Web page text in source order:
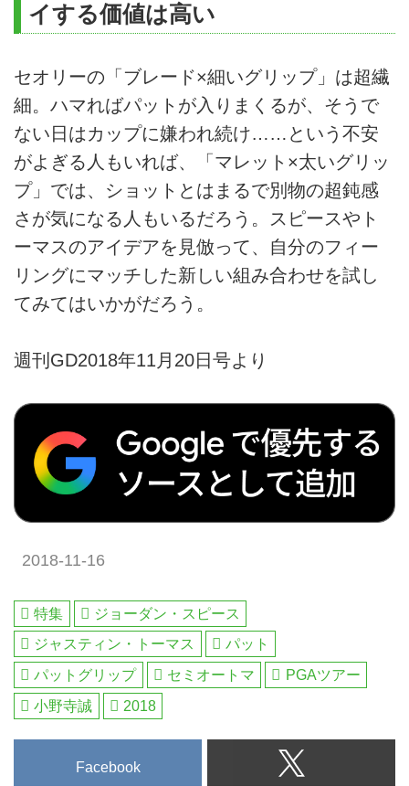
イする価値は高い
セオリーの「ブレード×細いグリップ」は超繊
細。ハマればパットが入りまくるが、そうで
ない日はカップに嫌われ続け……という不安
がよぎる人もいれば、「マレット×太いグリッ
プ」では、ショットとはまるで別物の超鈍感
さが気になる人もいるだろう。スピースやト
ーマスのアイデアを見倣って、自分のフィー
リングにマッチした新しい組み合わせを試し
てみてはいかがだろう。
週刊GD2018年11月20日号より
2018-11-16
特集
ジョーダン・スピース
ジャスティン・トーマス
パット
パットグリップ
セミオートマ
PGAツアー
小野寺誠
2018
Facebook